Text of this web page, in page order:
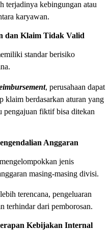
terjadinya kebingungan atau
karyawan.
dan Klaim Tidak Valid
standar berisiko
, perusahaan dapat
klaim berdasarkan aturan yang
pengajuan fiktif bisa ditekan
Anggaran
jenis
masing-masing divisi.
terencana, pengeluaran
terhindar dari pemborosan.
Kebijakan Internal